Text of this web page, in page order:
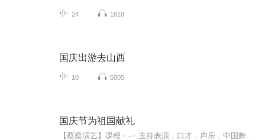
24 1818
国庆出游去山西
10 5805
国庆节为祖国献礼